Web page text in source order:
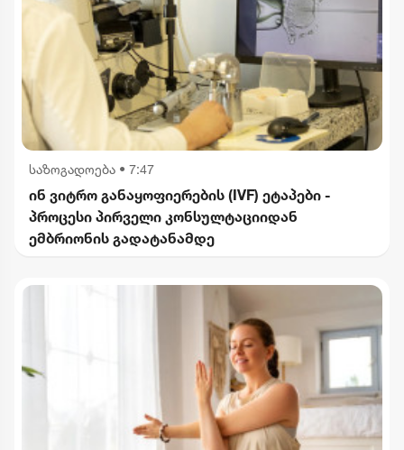
საზოგადოება • 7:47
ინ ვიტრო განაყოფიერების (IVF) ეტაპები -
პროცესი პირველი კონსულტაციიდან
ემბრიონის გადატანამდე